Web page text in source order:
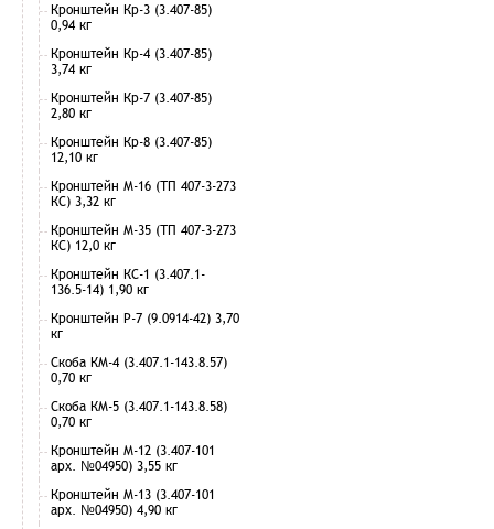
Кронштейн Кр-3 (3.407-85)
0,94 кг
Кронштейн Кр-4 (3.407-85)
3,74 кг
Кронштейн Кр-7 (3.407-85)
2,80 кг
Кронштейн Кр-8 (3.407-85)
12,10 кг
Кронштейн М-16 (ТП 407-3-273
КС) 3,32 кг
Кронштейн М-35 (ТП 407-3-273
КС) 12,0 кг
Кронштейн КС-1 (3.407.1-
136.5-14) 1,90 кг
Кронштейн Р-7 (9.0914-42) 3,70
кг
Скоба КМ-4 (3.407.1-143.8.57)
0,70 кг
Скоба КМ-5 (3.407.1-143.8.58)
0,70 кг
Кронштейн М-12 (3.407-101
арх. №04950) 3,55 кг
Кронштейн М-13 (3.407-101
арх. №04950) 4,90 кг